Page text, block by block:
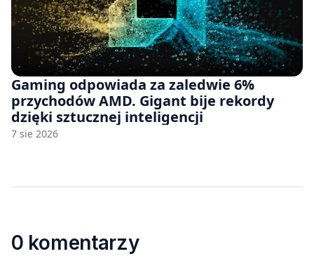
Gaming odpowiada za zaledwie 6%
przychodów AMD. Gigant bije rekordy
dzięki sztucznej inteligencji
7 sie 2026
0 komentarzy